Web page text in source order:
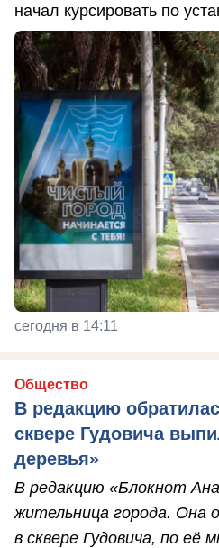
начал курсировать по
сегодня в 14:11
Общество
В редакцию
сквере Гудовича
деревья»
В редакцию «Блокнот
жительница города. Она
в сквере Гудовича, по её